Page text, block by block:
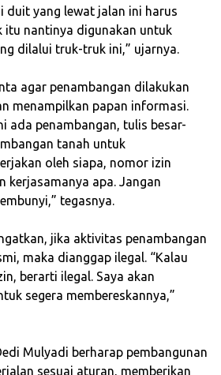
duit yang lewat jalan ini harus
itu nantinya digunakan untuk
dilalui truk-truk ini,” ujarnya.
agar penambangan dilakukan
menampilkan papan informasi.
ada penambangan, tulis besar-
tanah untuk
oleh siapa, nomor izin
kerjasamanya apa. Jangan
tegasnya.
jika aktivitas penambangan
maka dianggap ilegal. “Kalau
berarti ilegal. Saya akan
segera membereskannya,”
Mulyadi berharap pembangunan
sesuai aturan, memberikan